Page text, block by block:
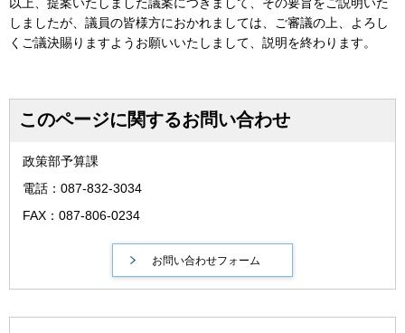
しましたが、議員の皆様方におかれましては、ご審議の上、よろし
くご議決賜りますようお願いいたしまして、説明を終わります。
このページに関するお問い合わせ
政策部予算課
電話：087-832-3034
FAX：087-806-0234